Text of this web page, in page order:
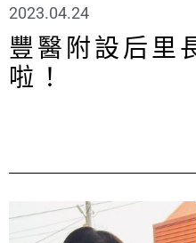
2023.04.24
豐醫附設后里
啦！